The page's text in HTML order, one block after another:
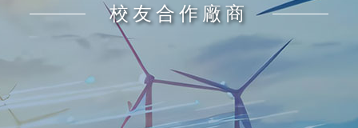
校友合作廠商